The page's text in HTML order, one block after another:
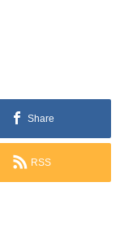
Share
RSS